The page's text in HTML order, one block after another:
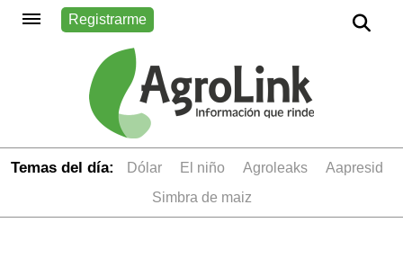
Registrarme
Temas del día: dólar el niño Agroleaks
aapresid
simbra de maiz